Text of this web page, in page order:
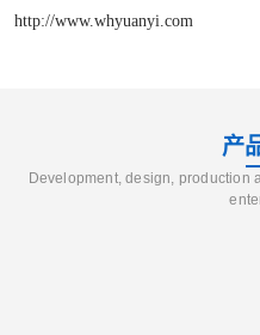
http://www.whyuanyi.com
产
Development, design, production